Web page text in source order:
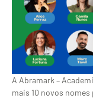
A Abramark –
mais 10 novos nomes